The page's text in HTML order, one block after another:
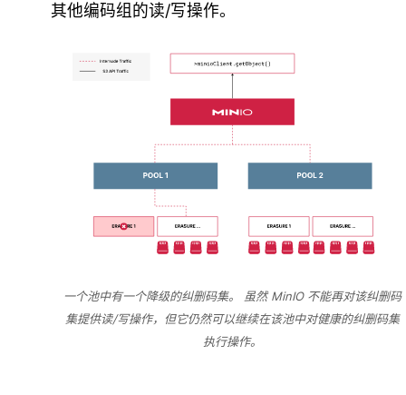
其他编码组的读/写操作。
一个池中有一个降级的纠删码集。 虽然 MinIO 不能再对该纠删码
集提供读/写操作，但它仍然可以继续在该池中对健康的纠删码集
执行操作。